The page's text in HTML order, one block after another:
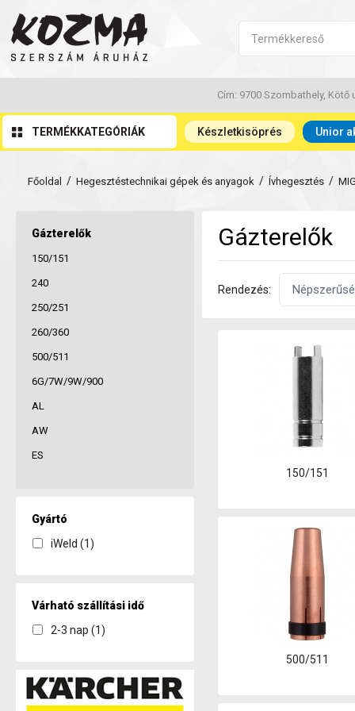
Cím: 9700 Szombathely, Kötő
TERMÉKKATEGÓRIÁK Készletkisöprés Unior
Főoldal / Hegesztéstechnikai gépek és anyagok / Ívhegesztés /
Gázterelők
150/151
240
250/251
260/360
500/511
6G/7W/9W/900
AL
AW
ES
Gyártó
iWeld (1)
Várható szállítási idő
2-3 nap (1)
Gázterelők
Rendezés:
150/151
500/511